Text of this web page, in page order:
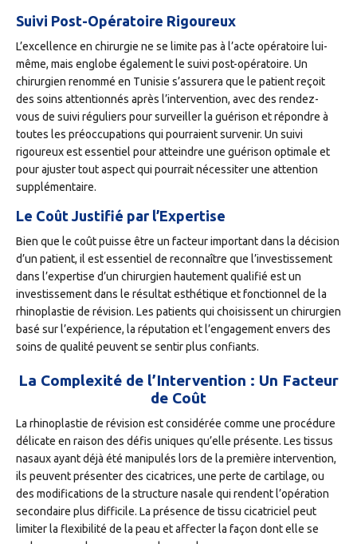
Suivi Post-Opératoire Rigoureux
L’excellence en chirurgie ne se limite pas à l’acte opératoire lui-
même, mais englobe également le suivi post-opératoire. Un
chirurgien renommé en Tunisie s’assurera que le patient reçoit
des soins attentionnés après l’intervention, avec des rendez-
vous de suivi réguliers pour surveiller la guérison et répondre à
toutes les préoccupations qui pourraient survenir. Un suivi
rigoureux est essentiel pour atteindre une guérison optimale et
pour ajuster tout aspect qui pourrait nécessiter une attention
supplémentaire.
Le Coût Justifié par l’Expertise
Bien que le coût puisse être un facteur important dans la décision
d’un patient, il est essentiel de reconnaître que l’investissement
dans l’expertise d’un chirurgien hautement qualifié est un
investissement dans le résultat esthétique et fonctionnel de la
rhinoplastie de révision. Les patients qui choisissent un chirurgien
basé sur l’expérience, la réputation et l’engagement envers des
soins de qualité peuvent se sentir plus confiants.
La Complexité de l’Intervention : Un Facteur
de Coût
La rhinoplastie de révision est considérée comme une procédure
délicate en raison des défis uniques qu’elle présente. Les tissus
nasaux ayant déjà été manipulés lors de la première intervention,
ils peuvent présenter des cicatrices, une perte de cartilage, ou
des modifications de la structure nasale qui rendent l’opération
secondaire plus difficile. La présence de tissu cicatriciel peut
limiter la flexibilité de la peau et affecter la façon dont elle se